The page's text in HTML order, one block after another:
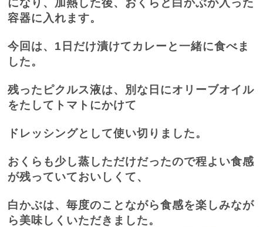
になり、加熱した後、おくらと白かぶが入った
容器に入れます。
今回は、 1 日だけ漬けてカレーと一緒に食べま
した。
残ったピクルス液は、別な日にオリーブオイル
をたしてトマトにかけて
ドレッシングとして使い切りました。
おくらも少し蒸しただけだったので程よい食感
が残っていておいしくて、
白かぶは、毎度のことながら食感を楽しみなが
ら美味しくいただきました。